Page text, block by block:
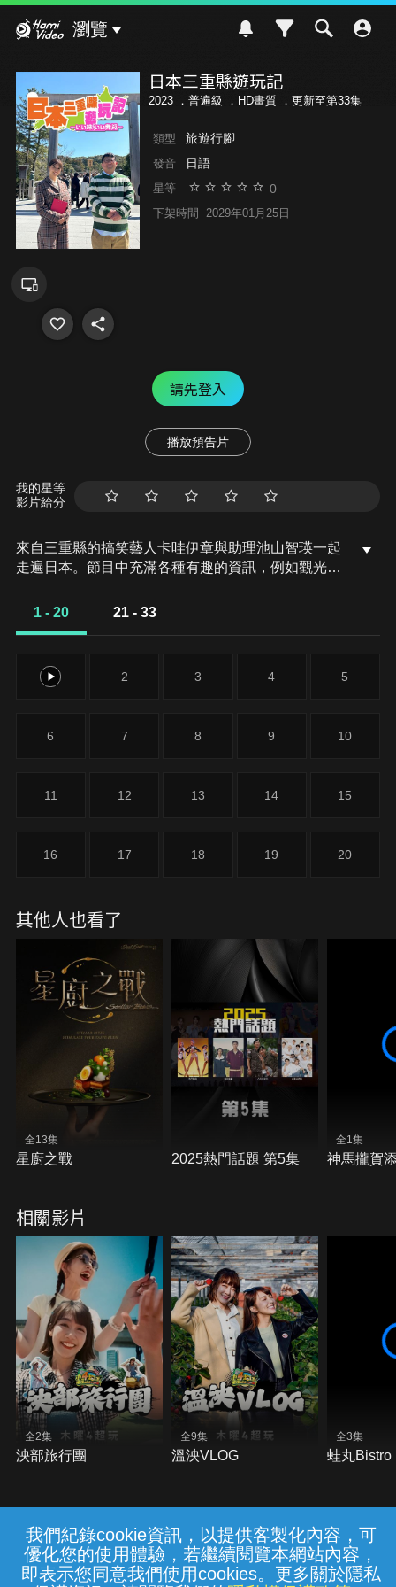
我們紀錄cookie資訊，以提供客製化內容，可
優化您的使用體驗，若繼續閱覽本網站內容，
即表示您同意我們使用cookies。更多關於隱私
瀏覽
日本三重縣遊玩記
2023 ． 普遍級 ．HD畫質 ．更新至第33集
類型 旅遊行腳
發音 日語
星等 0
下架時間 2029年01月25日
請先登入
播放預告片
我的星等
影片給分
來自三重縣的搞笑藝人卡哇伊章與助理池山智瑛一起
走遍日本。節目中充滿各種有趣的資訊，例如觀光景
1 - 20
21 - 33
1 2 3 4 5
6 7 8 9 10
11 12 13 14 15
16 17 18 19 20
其他人也看了
全13集
星廚之戰 2025熱門話題 第5集
全1集
神馬攏賀
相關影片
全2集
泱部旅行團
全9集
溫泱VLOG
全3集
蛙丸Bistro
常見問題 線上客服 服務條款 隱私權保護
{{notifyMsg}}